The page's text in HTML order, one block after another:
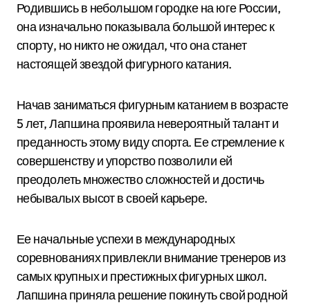
Родившись в небольшом городке на юге России,
она изначально показывала большой интерес к
спорту, но никто не ожидал, что она станет
настоящей звездой фигурного катания.
Начав заниматься фигурным катанием в возрасте
5 лет, Лапшина проявила невероятный талант и
преданность этому виду спорта. Ее стремление к
совершенству и упорство позволили ей
преодолеть множество сложностей и достичь
небывалых высот в своей карьере.
Ее начальные успехи в международных
соревнованиях привлекли внимание тренеров из
самых крупных и престижных фигурных школ.
Лапшина приняла решение покинуть свой родной